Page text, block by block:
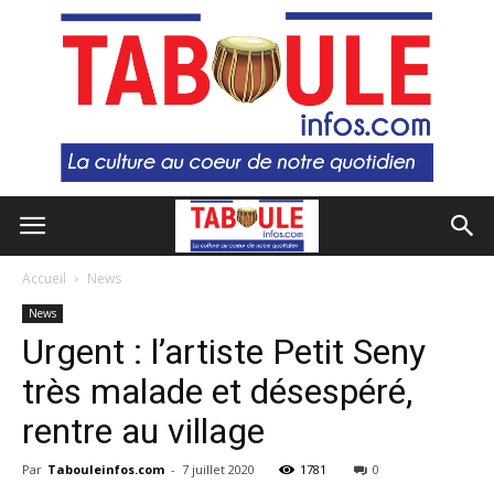
Accueil News
News
Urgent : l’artiste Petit Seny
très malade et désespéré,
rentre au village
Par Tabouleinfos.com - 7 juillet 2020 1781 0